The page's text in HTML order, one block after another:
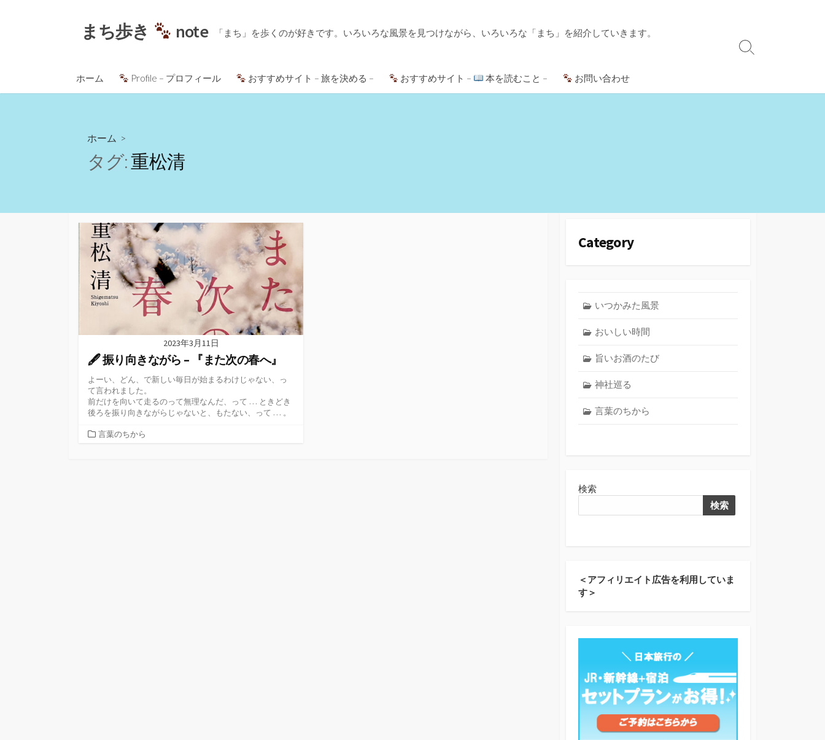
まち歩き note 「まち」を歩くのが好きです。いろいろな風景を見つけながら、いろいろな「まち」を紹介していきます。
ホーム Profile – プロフィール おすすめサイト – 旅を決める – おすすめサイト – 本を読むこと – お問い合わせ
検
り
ホーム >
タグ:重松清
2023年3月11日
🖋 振り向きながら – 『また次の春へ』
よーい、どん、で新しい毎日が始まるわけじゃない、っ
て言われました。
前だけを向いて走るのって無理なんだ、って … ときどき
後ろを振り向きながらじゃないと、もたない、って … 。
カ言葉のちから
Category
いつかみた風景
おいしい時間
旨いお酒のたび
神社巡る
言葉のちから
検索
検索
＜アフィリエイト広告を利用していま
す＞